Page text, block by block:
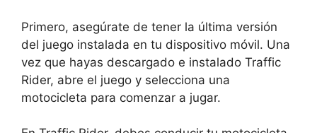
Primero, asegúrate de tener la última versión
del juego instalada en tu dispositivo móvil. Una
vez que hayas descargado e instalado Traffic
Rider, abre el juego y selecciona una
motocicleta para comenzar a jugar.